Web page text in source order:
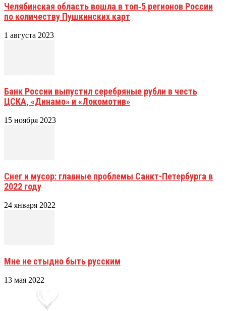
Челябинская область вошла в топ‑5 регионов России
по количеству Пушкинских карт
1 августа 2023
Банк России выпустил серебряные рубли в честь
ЦСКА, «Динамо» и «Локомотив»
15 ноября 2023
Снег и мусор: главные проблемы Санкт-Петербурга в
2022 году
24 января 2022
Мне не стыдно быть русским
13 мая 2022